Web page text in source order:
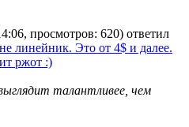
просмотров: 620) ответил
линейник. Это от 4$ и далее.
ржот :)
талантливее, чем